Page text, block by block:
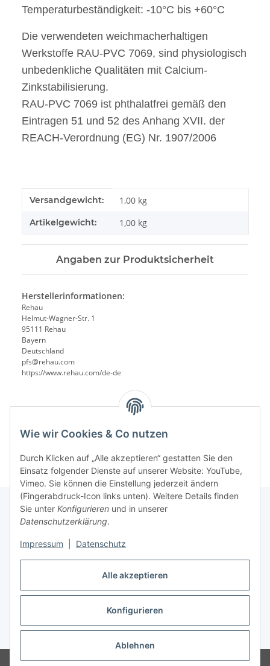
Alle akzeptieren
Konfigurieren
Ablehnen
Wie wir Cookies & Co nutzen
Durch Klicken auf „Alle akzeptieren“ gestatten Sie den
Einsatz folgender Dienste auf unserer Website: YouTube,
Vimeo. Sie können die Einstellung jederzeit ändern
(Fingerabdruck-Icon links unten). Weitere Details finden
Sie unter Konfigurieren und in unserer
Datenschutzerklärung.
Impressum Datenschutz
Temperaturbeständigkeit: -10°C bis +60°C
Die verwendeten weichmacherhaltigen
Werkstoffe RAU-PVC 7069, sind physiologisch
unbedenkliche Qualitäten mit Calcium-
Zinkstabilisierung.
RAU-PVC 7069 ist phthalatfrei gemäß den
Eintragen 51 und 52 des Anhang XVII. der
REACH-Verordnung (EG) Nr. 1907/2006
Produkteigenschaft
Wert
Versandgewicht: 1,00 kg
Artikelgewicht: 1,00 kg
Angaben zur Produktsicherheit
Herstellerinformationen:
Rehau
Helmut-Wagner-Str. 1
95111 Rehau
Bayern
Deutschland
pfs@rehau.com
https://www.rehau.com/de-de
Gesetzliche Informationen
Vertrag widerrufen
* Alle Preise inkl. gesetzlicher USt., zzgl.Versand
© 2023 Schlauchverkauf.de Besucherzähler: 947823